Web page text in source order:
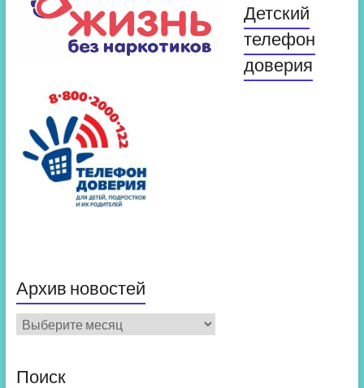
Детский
телефон
доверия
Архив новостей
Архив
новостей
Поиск